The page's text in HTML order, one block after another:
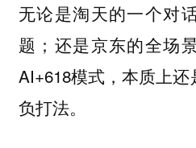
无论是淘天的一个对
题；还是京东的全场
AI+618模式，本质上
负打法。